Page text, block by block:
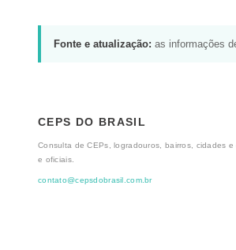
Fonte e atualização: as informações
CEPS DO BRASIL
Consulta de CEPs, logradouros, bairros, cidades
e oficiais.
contato@cepsdobrasil.com.br